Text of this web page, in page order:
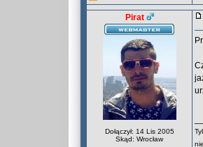
Pirat
Dołączył: 14 Lis 2005
Skąd: Wrocław